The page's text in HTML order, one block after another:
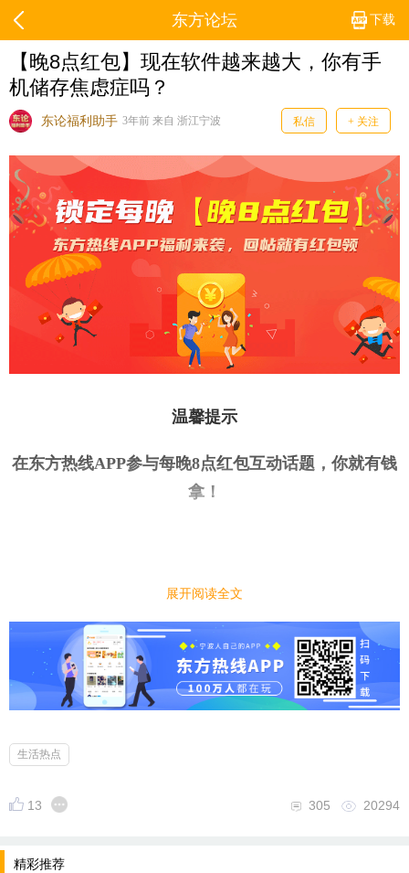
下载
东方论坛
【晚8点红包】​现在软件越来越大，你有手
机储存焦虑症吗？
东论福利助手 3年前 来自 浙江宁波 私信 + 关注
温馨提示
在东方热线APP参与每晚8点红包互动话题，你就有钱
拿 ！
现在软件越来越大，你有手机储存焦虑症吗？
小编先来：
相信不少人会有这样的苦恼，手机软件总是越来越
大，手机拍照空间、视频也是越来越多，然后就会越
存空间不够。为了迎合消费者需求，甚至最近都有1T
展开阅读全文
生活热点
13 20294
305
精彩推荐